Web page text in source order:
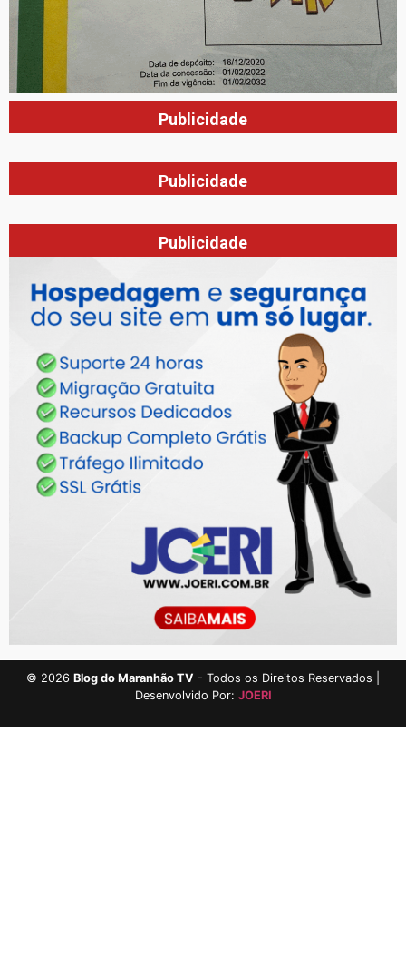
Publicidade
Publicidade
Publicidade
© 2026 Blog do Maranhão TV - Todos os Direitos Reservados |
Desenvolvido Por: JOERI